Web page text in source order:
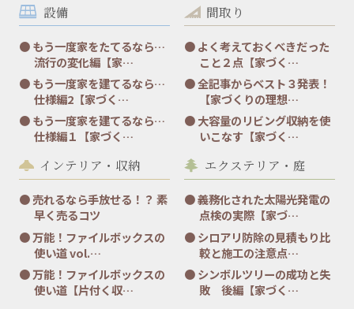
設備
もう一度家をたてるなら…
流行の変化編【家…
もう一度家を建てるなら…
仕様編2【家づく…
もう一度家を建てるなら…
仕様編１【家づく…
間取り
よく考えておくべきだった
こと２点【家づく…
全記事からベスト３発表！
【家づくりの理想…
大容量のリビング収納を使
いこなす【家づく…
インテリア・収納
売れるなら手放せる！？ 素
早く売るコツ
万能！ファイルボックスの
使い道 vol.…
万能！ファイルボックスの
使い道【片付く収…
エクステリア・庭
義務化された太陽光発電の
点検の実際【家づ…
シロアリ防除の見積もり比
較と施工の注意点…
シンボルツリーの成功と失
敗 後編【家づく…